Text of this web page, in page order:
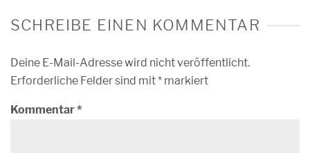
SCHREIBE EINEN KOMMENTAR
Deine E-Mail-Adresse wird nicht veröffentlicht.
Erforderliche Felder sind mit* markiert
Kommentar*